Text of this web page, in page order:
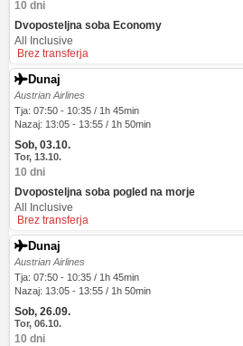
10 dni
Dvoposteljna soba Economy
All Inclusive
Brez transferja
Dunaj
Austrian Airlines
Tja: 07:50 - 10:35 / 1h 45min
Nazaj: 13:05 - 13:55 / 1h 50min
Sob, 03.10.
Tor, 13.10.
10 dni
Dvoposteljna soba pogled na morje
All Inclusive
Brez transferja
Dunaj
Austrian Airlines
Tja: 07:50 - 10:35 / 1h 45min
Nazaj: 13:05 - 13:55 / 1h 50min
Sob, 26.09.
Tor, 06.10.
10 dni